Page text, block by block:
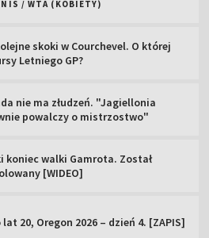
/ WTA (KOBIETY)
skoki w Courchevel. O której
Letniego GP?
nie ma złudzeń. "Jagiellonia
powalczy o mistrzostwo"
koniec walki Gamrota. Został
[WIDEO]
lat 20, Oregon 2026 – dzień 4. [ZAPIS]